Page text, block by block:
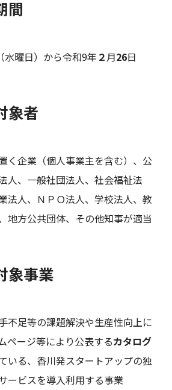
間
水曜日）から令和9年 ２月26日
者
く企業（個人事業主を含む）、公
人、一般社団法人、社会福祉法
法人、ＮＰＯ法人、学校法人、教
地方公共団体、その他知事が適当
事業
不足等の課題解決や生産性向上に
ページ等により公表するカタログ
いる、香川発スタートアップの独
ービスを導入利用する事業